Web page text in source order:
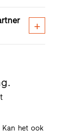
het ook